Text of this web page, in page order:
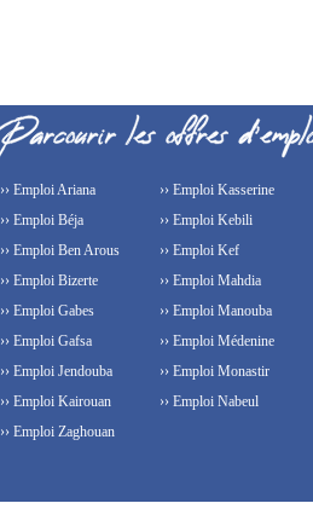
›› Emploi Ariana
›› Emploi Béja
›› Emploi Ben Arous
›› Emploi Bizerte
›› Emploi Gabes
›› Emploi Gafsa
›› Emploi Jendouba
›› Emploi Kairouan
›› Emploi Kasserine
›› Emploi Kebili
›› Emploi Kef
›› Emploi Mahdia
›› Emploi Manouba
›› Emploi Médenine
›› Emploi Monastir
›› Emploi Nabeul
›› Emploi Zaghouan